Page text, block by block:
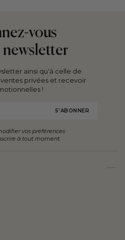
vous
ainsi qu'à celle de
privées et recevoir
!
vos préférences
à tout moment.